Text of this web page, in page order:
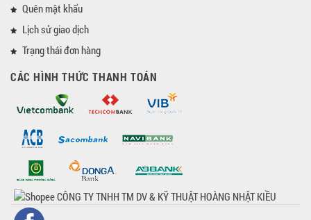
Quên mật khẩu
Lịch sử giao dịch
Trạng thái đơn hàng
CÁC HÌNH THỨC THANH TOÁN